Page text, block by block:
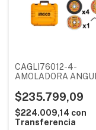
CAGLI76012-4-
AMOLADORA
SIN CARBONES + 1
BATERIA 2AH +
CARGADOR 2AH
INDUSTRIAL INGCO
$235.799,09
$224.009,14 con
Transferencia